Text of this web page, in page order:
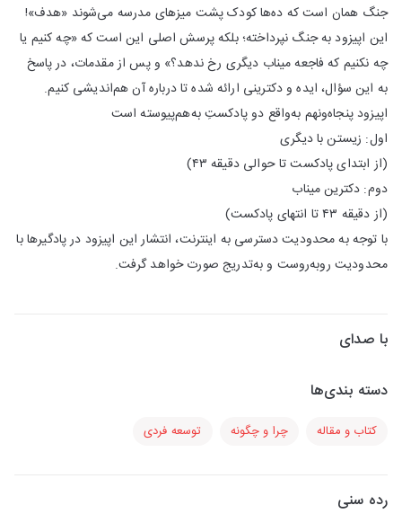
جنگ همان است که ده‌ها کودک پشت میزهای مدرسه می‌شوند «هدف»!
این اپیزود به جنگ نپرداخته؛ بلکه پرسش اصلی این است که «چه کنیم یا
چه نکنیم که فاجعه میناب دیگری رخ ندهد؟» و پس از مقدمات، در پاسخ
به این سؤال، ایده و دکترینی ارائه شده تا درباره آن هم‌اندیشی کنیم.
اپیزود پنجاه‌ونهم به‌واقع دو پادکستِ به‌هم‌پیوسته است
اول: زیستن با دیگری
(از ابتدای پادکست تا حوالی دقیقه ۴۳)
دوم: دکترین میناب
(از دقیقه ۴۳ تا انتهای پادکست)
با توجه به محدودیت دسترسی به اینترنت، انتشار این اپیزود در پادگیرها با
محدودیت روبه‌روست و به‌تدریج صورت خواهد گرفت.
با صدای
دسته بندی‌ها
کتاب و مقاله چرا و چگونه توسعه فردی
رده سنی